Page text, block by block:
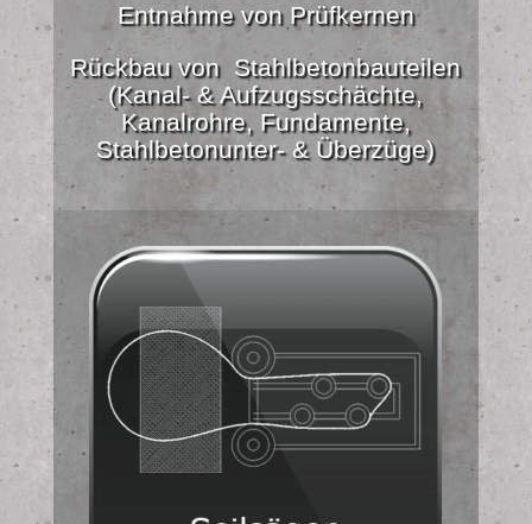
Entnahme von Prüfkernen
Rückbau von Stahlbetonbauteilen
(Kanal- & Aufzugsschächte,
Kanalrohre, Fundamente,
Stahlbetonunter- & Überzüge)